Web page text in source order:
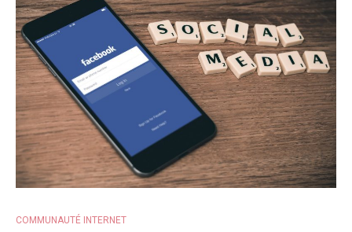
COMMUNAUTÉ INTERNET